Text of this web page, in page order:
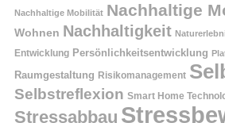
Nachhaltige Mobilität Nachhaltige
Wohnen Nachhaltigkeit
Entwicklung Persönlichkeitsentwicklung
Raumgestaltung Risikomanagement
Selbstreflexion Smart Home
Stressabbau